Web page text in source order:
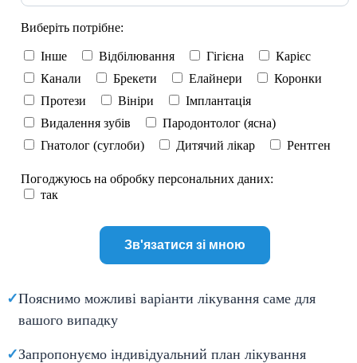
Виберіть потрібне:
Інше Відбілювання Гігієна
Карієс
Канали
Брекети Елайнери
Коронки
Протези
Вініри
Імплантація
Видалення зубів
Пародонтолог (ясна)
Гнатолог (суглоби)
Дитячий лікар Рентген
Погоджуюсь на обробку персональних даних:
так
✓Пояснимо можливі варіанти лікування саме для
вашого випадку
✓Запропонуємо індивідуальний план лікування